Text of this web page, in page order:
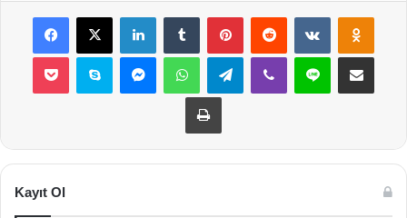
Facebook
X LinkedInTumblr PinterestReddit VKontakte
Pocket Skype MessengerWhatsAppTelegramViber Line E-Posta ile
Yazdır
Kayıt Ol